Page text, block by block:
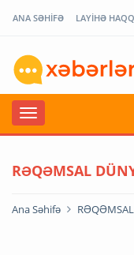
ANA SƏHİFƏ LAYİHƏ
RƏQƏMSAL
Ana Səhifə